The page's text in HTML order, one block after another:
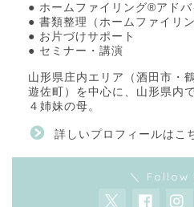
● ホームファイリング®アド
● 書類整理（ホームファイリ
● お片づけサポート
● セミナー・講演
山形県庄内エリア（酒田市・
遊佐町）を中心に、山形県内
４姉妹の母。
詳しいプロフィールはこ
＼ Follow